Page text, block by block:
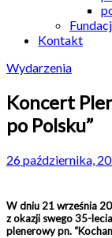
Kontakt
Wydarzenia
Koncert
po Polsku”
26 października,
W dniu 21 września
z okazji swego 35-
plenerowy pn.